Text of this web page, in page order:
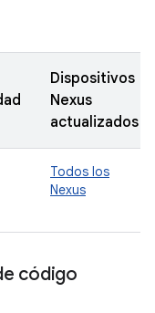
Dispositivos
Nexus
actualizados
Todos los
Nexus
código